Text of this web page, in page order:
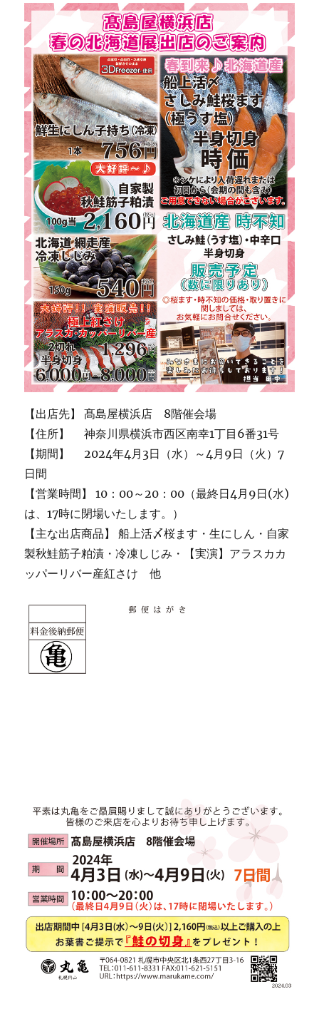
【出店先】 髙島屋横浜店 8階催会場
【住所】 神奈川県横浜市西区南幸1丁目6番31号
【期間】 2024年4月3日（水）～4月9日（火）7
日間
【営業時間】 10：00～20：00（最終日4月9日(水)
は、17時に閉場いたします。）
【主な出店商品】 船上活〆桜ます・生にしん・自家
製秋鮭筋子粕漬・冷凍しじみ・【実演】アラスカカ
ッパーリバー産紅さけ 他